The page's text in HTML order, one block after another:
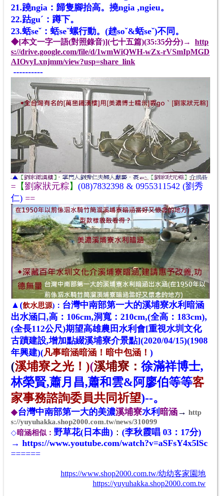
21.蹺ngia：歸隻腳抬高。撓ngia ,ngieu。
22.跍guˊ：蹲下。
23.蛞seˇ：蛞seˇ螺行動。(趖soˇ&蛞seˇ)不同。
◆[本文一字一語(對照錄音)](七十五篇)(35:35分分)→ http
s://drive.google.com/file/d/1wmWiQWH-wZx-rVSmIpMGD
AIOvyLxnjmm/view?usp=share_link
----------
= 【劉家狀元粽】 (08)7832398 & 0955311542 (劉秀
仁) ==
▲(飲水思源)： 台灣中南部第一大的溪埔寮水利暗涵
出水涵口,高：106cm,洞寬：210cm,(全高：183cm),
(全長112公尺)期望高雄農田水利會[重視水圳文化
古蹟建設,增加點綴溪埔寮介景點](2020/04/15)(1908
年興建)(凡事暗涵暗涵！暗中包涵！ )
(溪埔寮之光！)(溪埔寮： 徐滿祥博士,
林榮賢,蕭月昌,蕭和雲&阿廖伯等等客
家事務諮詢委員共同祈望)--。
◆台灣中南部第一大的美濃溪埔寮水利 暗涵→ http
s://yuyuhakka.shop2000.com.tw/news/310099
◇暗涵相似 ： 野草花(日本曲) ： (李秋霞唱 03：17分)
→ https://www.youtube.com/watch?v=aSFsY4x5lSc
======
https://www.shop2000.com.tw/幼幼客家園地
https://yuyuhakka.shop2000.com.tw